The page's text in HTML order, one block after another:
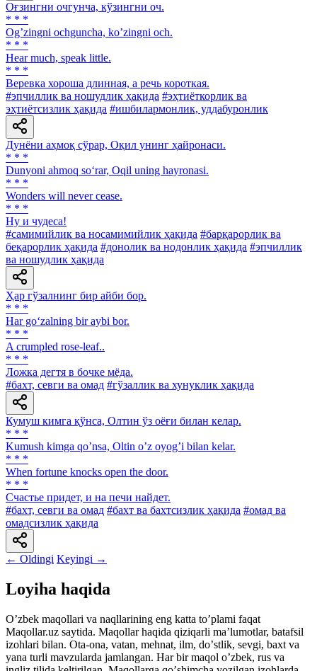
Оғзингни очгунча, кўзингни оч.
* * *
Ogʼzingni ochguncha, koʼzingni och.
* * *
Hear much, speak little.
* * *
Веревка хороша длинная, а речь короткая.
#эпчиллик ва ношудлик ҳақида #эҳтиёткорлик ва
эҳтиётсизлик ҳақида #ишбилармонлик, уддабуронлик
Дунёни аҳмоқ сўрар, Оқил унинг ҳайронаси.
* * *
Dunyoni ahmoq so‘rar, Oqil uning hayronasi.
* * *
Wonders will never cease.
* * *
Ну и чудеса!
#самимийлик ва носамимийлик ҳақида #барқарорлик ва
беқарорлик ҳақида #донолик ва нодонлик ҳақида #эпчиллик
ва ношудлик ҳақида
Ҳар гўзалнинг бир айби бор.
* * *
Har go‘zalning bir aybi bor.
* * *
A crumpled rose-leaf..
* * *
Ложка дегтя в бочке мёда.
#бахт, севги ва омад #гўзаллик ва хунуклик ҳақида
Кумуш кимга қўнса, Олтин ўз оёғи билан келар.
* * *
Kumush kimga qoʼnsa, Oltin oʼz oyogʼi bilan kelar.
* * *
When fortune knocks open the door.
* * *
Счастье придет, и на печи найдет.
#бахт, севги ва омад #бахт ва бахтсизлик ҳақида #омад ва
омадсизлик ҳақида
← Oldingi Keyingi →
Loyiha haqida
Oʼzbek maqollari va naqllarining eng katta toʼplami faqat
Maqollar.uz saytida. Maqollar haqida qiziqarli maʼlumotlar, batafsil
izohlari bilan. Ota-ona, vatan, mehnat, ilm, doʼstlik, sevgi, baxt va
yana turli mavzularda jamlangan. Har bir maqol oʼzbek, rus va